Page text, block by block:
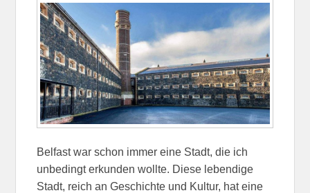
Belfast war schon immer eine Stadt, die ich
unbedingt erkunden wollte. Diese lebendige
Stadt, reich an Geschichte und Kultur, hat eine